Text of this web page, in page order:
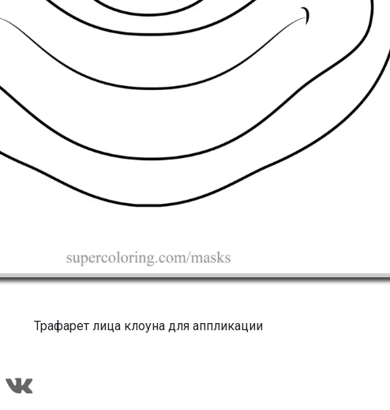
Трафарет лица клоуна для аппликации